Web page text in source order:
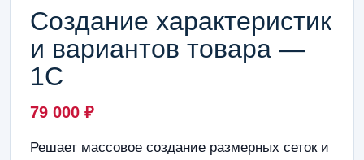
Создание характеристик
и вариантов товара —
1С
79 000 ₽
Решает массовое создание размерных сеток и